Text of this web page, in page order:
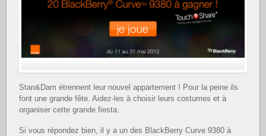
Stan&Dam étrennent leur nouvel appartement ! Pour la peine ils
font une grande fête. Aidez-les à choisir leurs costumes et à
organiser cette grande fiesta.
Si vous répondez bien, il y a un des BlackBerry Curve 9380 à